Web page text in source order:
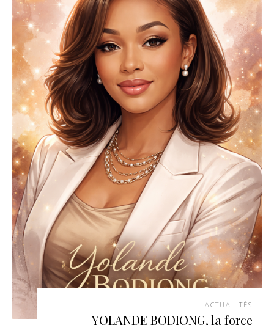
ACTUALITÉS
YOLANDE BODIONG, la force